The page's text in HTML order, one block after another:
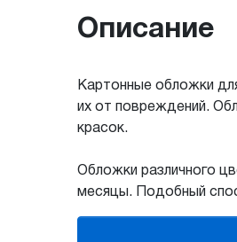
Описание
Картонные обложки
их от повреждений.
красок.
Обложки различного
месяцы. Подобный